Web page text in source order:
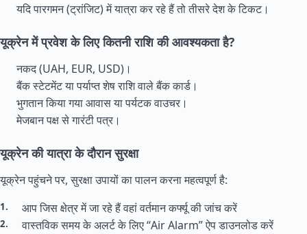
यदि पारगमन (ट्रांजिट) में यात्रा कर रहे हैं तो तीसरे देश के टिकट।
यूक्रेन में प्रवेश के लिए कितनी राशि की आवश्यकता है?
नकद (UAH, EUR, USD)।
बैंक स्टेटमेंट या पर्याप्त शेष राशि वाले बैंक कार्ड।
भुगतान किया गया आवास या पर्यटक वाउचर।
मेजबान पक्ष से गारंटी पत्र।
यूक्रेन की यात्रा के दौरान सुरक्षा
यूक्रेन पहुंचने पर, सुरक्षा उपायों का पालन करना महत्वपूर्ण है:
आप जिस क्षेत्र में जा रहे हैं वहां वर्तमान कर्फ्यू की जांच करें
वास्तविक समय के अलर्ट के लिए “Air Alarm” ऐप डाउनलोड करें